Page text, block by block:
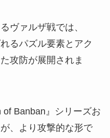
ヴァルザ戦では、
るパズル要素とアク
攻防が展開されま
Banban』シリーズお
、より攻撃的な形で